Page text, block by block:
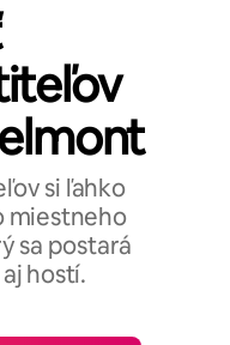
si ľahko
miestneho
sa postará
hostí.